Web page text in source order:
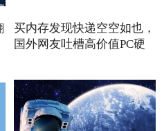
买内存发现快递空空如也，
国外网友吐槽高价值PC硬